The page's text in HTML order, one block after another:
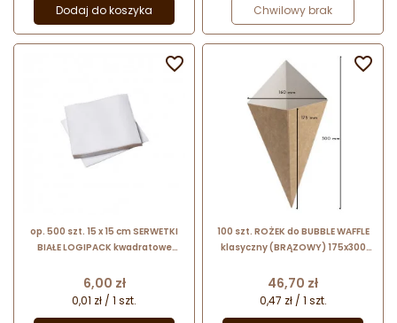
Dodaj do koszyka Chwilowy brak
op. 500 szt. 15 x 15 cm SERWETKI
BIAŁE LOGIPACK kwadratowe
Cena
6,00 zł
0,01 zł / 1 szt.

100 szt. ROŻEK do BUBBLE WAFFLE
klasyczny (BRĄZOWY) 175x300
Cena
46,70 zł
0,47 zł / 1 szt.
